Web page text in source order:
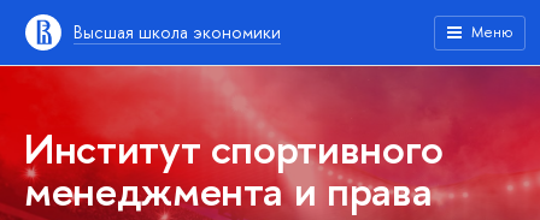
Высшая школа экономики Меню
Институт спортивного
менеджмента и права